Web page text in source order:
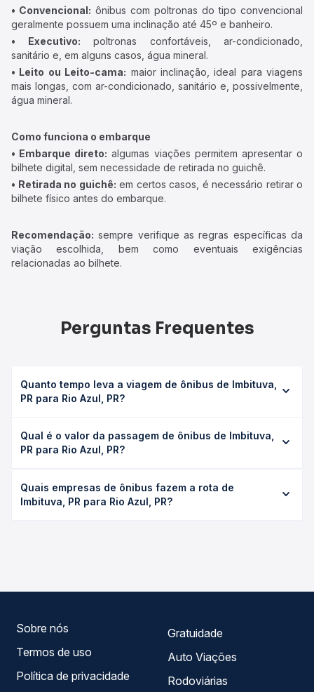
• Convencional: ônibus com poltronas do tipo convencional
geralmente possuem uma inclinação até 45º e banheiro.
• Executivo: poltronas confortáveis, ar-condicionado,
sanitário e, em alguns casos, água mineral.
• Leito ou Leito-cama: maior inclinação, ideal para viagens
mais longas, com ar-condicionado, sanitário e, possivelmente,
água mineral.
Como funciona o embarque
• Embarque direto: algumas viações permitem apresentar o
bilhete digital, sem necessidade de retirada no guichê.
• Retirada no guichê: em certos casos, é necessário retirar o
bilhete físico antes do embarque.
Recomendação: sempre verifique as regras específicas da
viação escolhida, bem como eventuais exigências
relacionadas ao bilhete.
Perguntas Frequentes
Quanto tempo leva a viagem de ônibus de Imbituva,
PR para Rio Azul, PR?
em média 1h 25min, podendo variar conforme a viação, o
tipo de serviço (convencional, executivo ou leito) e as
opção na data desejada.
Qual é o valor da passagem de ônibus de Imbituva,
PR para Rio Azul, PR?
Azul, PR custa em média R$ 32,52 e varia conforme a data
da viagem, a empresa, o tipo de poltrona e a
Quais empresas de ônibus fazem a rota de
Imbituva, PR para Rio Azul, PR?
Sobre nós
Termos de uso
Política de privacidade
Gratuidade
Auto Viações
Rodoviárias